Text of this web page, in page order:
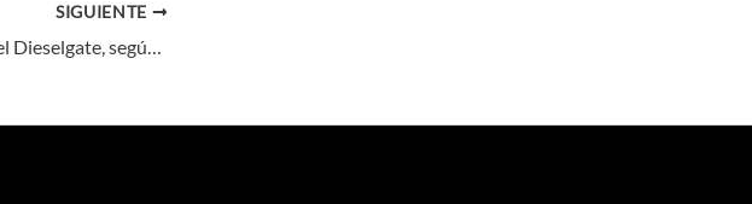
SIGUIENTE
España, ‘blanda’ ante el Dieselgate, según el Parlamento Europeo